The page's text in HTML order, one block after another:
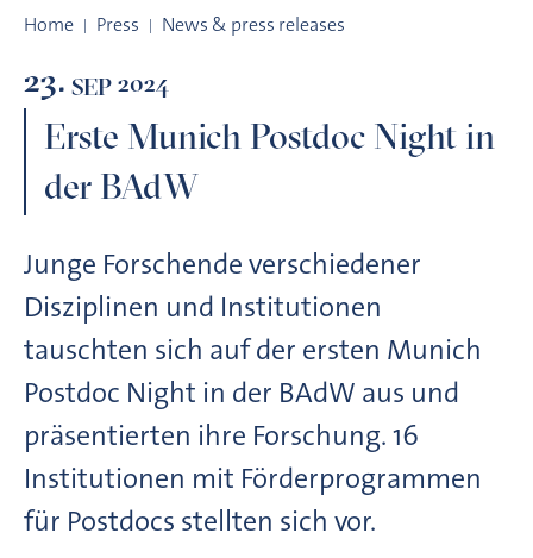
Home Press News & press releases
23. SEP 2024
Erste Munich Postdoc Night in
der BAdW
Junge Forschende verschiedener
Disziplinen und Institutionen
tauschten sich auf der ersten Munich
Postdoc Night in der BAdW aus und
präsentierten ihre Forschung. 16
Institutionen mit Förderprogrammen
für Postdocs stellten sich vor.